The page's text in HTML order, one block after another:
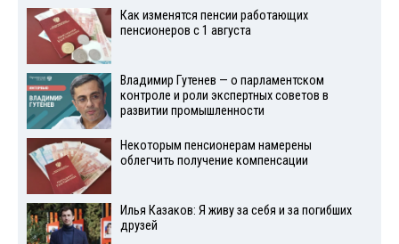
Как изменятся пенсии работающих
пенсионеров с 1 августа
Владимир Гутенев — о парламентском
контроле и роли экспертных советов в
развитии промышленности
Некоторым пенсионерам намерены
облегчить получение компенсации
Илья Казаков: Я живу за себя и за погибших
друзей